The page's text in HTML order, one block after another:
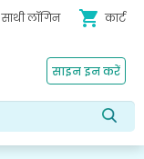
साथी लॉगिन shopping_cart कार्ट
साइन इन करें